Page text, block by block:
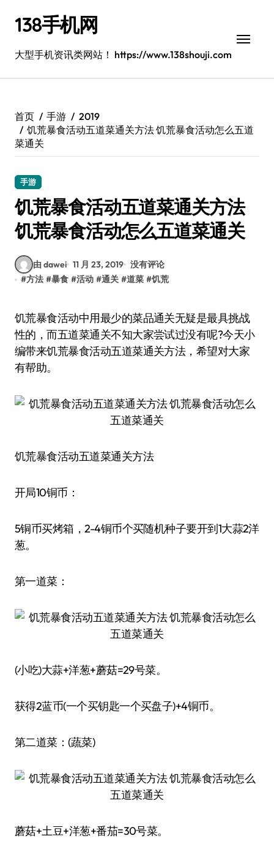
138手机网
大型手机资讯类网站！ https://www.138shouji.com
首页 手游
2019
饥荒暴食活动五道菜通关方法 饥荒暴食活动怎么五道
菜通关
手游
饥荒暴食活动五道菜通关方法
饥荒暴食活动怎么五道菜通关
由 dawei 11 月 23, 2019 没有评论
#方法 #暴食 #活动 #通关 #道菜 #饥荒
饥荒暴食活动中用最少的菜品通关无疑是最具挑战
性的，而五道菜通关不知大家尝试过没有呢?今天小
编带来饥荒暴食活动五道菜通关方法，希望对大家
有帮助。
饥荒暴食活动五道菜通关方法
开局10铜币：
5铜币买烤箱，2-4铜币个买随机种子要开到1大蒜2洋
葱。
第一道菜：
(小吃)大蒜+洋葱+蘑菇=29号菜。
获得2蓝币(一个买钥匙一个买盘子)+4铜币。
第二道菜：(蔬菜)
蘑菇+土豆+洋葱+番茄=30号菜。